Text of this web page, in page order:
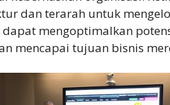
dan terarah untuk
mengoptimalkan
mencapai tujuan bisnis